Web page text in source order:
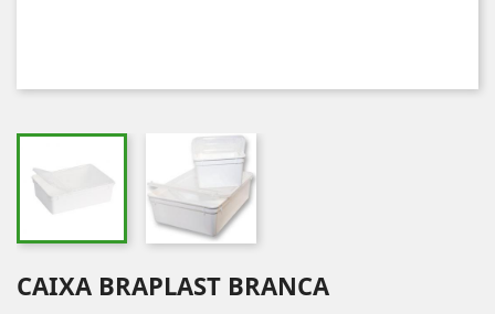
CAIXA BRAPLAST BRANCA